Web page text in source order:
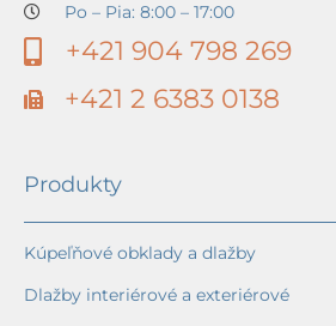
Po – Pia: 8:00 – 17:00
+421 904 798 269
+421 2 6383 0138
Produkty
Kúpeľňové obklady a dlažby
Dlažby interiérové a exteriérové